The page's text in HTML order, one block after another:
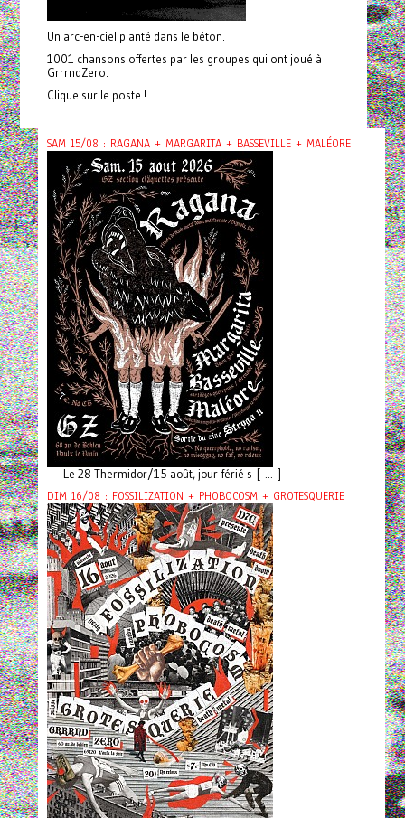
Un arc-en-ciel planté dans le béton.
1001 chansons offertes par les groupes qui ont joué à
GrrrndZero.
Clique sur le poste !
SAM 15/08 : RAGANA + MARGARITA + BASSEVILLE + MALÉORE
Le 28 Thermidor/15 août, jour férié s [ ... ]
DIM 16/08 : FOSSILIZATION + PHOBOCOSM + GROTESQUERIE